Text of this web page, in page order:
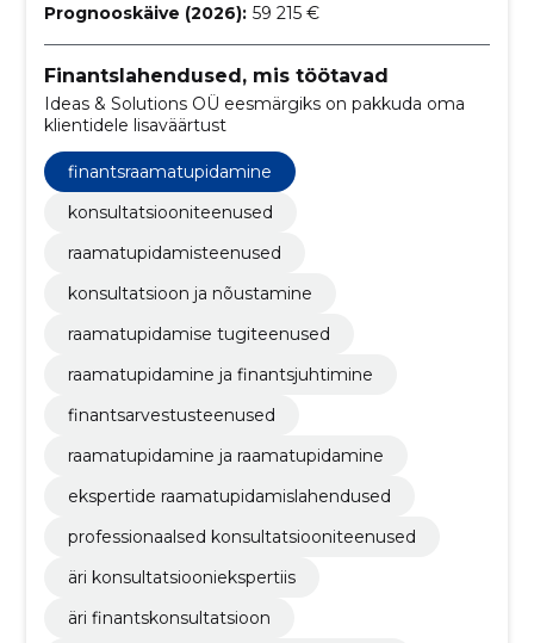
Prognooskäive (2026): 59 215 €
Finantslahendused, mis töötavad
Ideas & Solutions OÜ eesmärgiks on pakkuda oma
klientidele lisaväärtust
finantsraamatupidamine
konsultatsiooniteenused
raamatupidamisteenused
konsultatsioon ja nõustamine
raamatupidamise tugiteenused
raamatupidamine ja finantsjuhtimine
finantsarvestusteenused
raamatupidamine ja raamatupidamine
ekspertide raamatupidamislahendused
professionaalsed konsultatsiooniteenused
äri konsultatsiooniekspertiis
äri finantskonsultatsioon